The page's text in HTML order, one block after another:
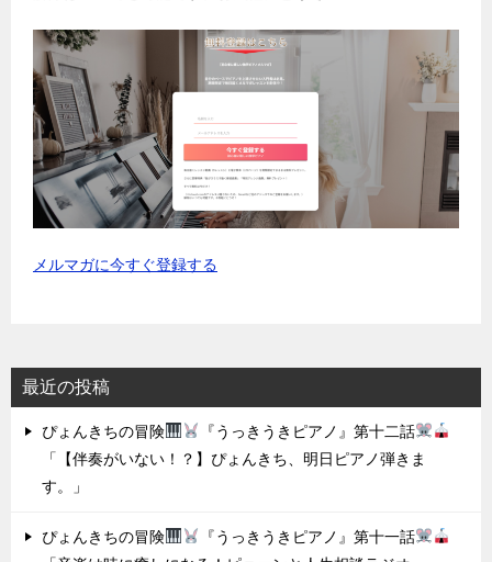
メルマガに今すぐ登録する
最近の投稿
ぴょんきちの冒険
『うっきうきピアノ』第十二話
「【伴奏がいない！？】ぴょんきち、明日ピアノ弾きま
す。」
ぴょんきちの冒険
『うっきうきピアノ』第十一話